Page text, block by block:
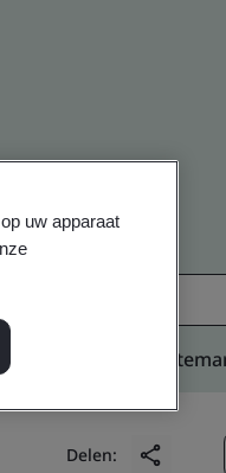
Delen:
uw apparaat